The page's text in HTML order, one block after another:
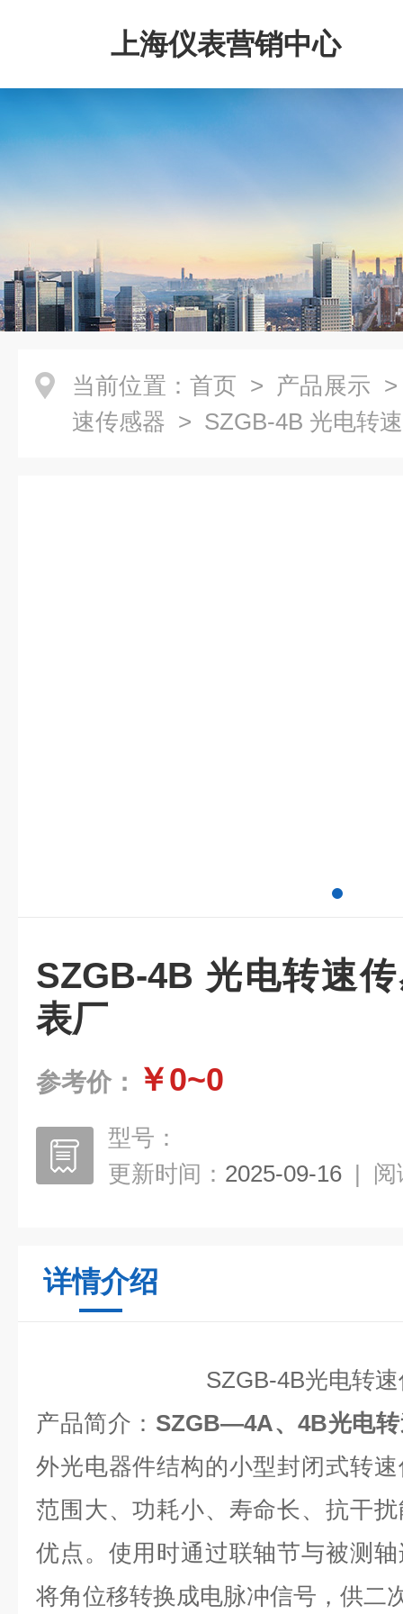
上海仪表营销中心
当前位置： 首页 > 产品展示
速传感器 > SZGB-4B 光电转
SZGB-4B 光电转速
表厂
参考价： ￥0~0
型号：
更新时间： 2025-09-16 | 阅
详情介绍
SZGB-4B光电转
产品简介： SZGB—4A、4B光电转
外光电器件结构的小型封闭式转
范围大、功耗小、寿命长、抗干
优点。使用时通过联轴节与被测
将角位移转换成电脉冲信号，供二